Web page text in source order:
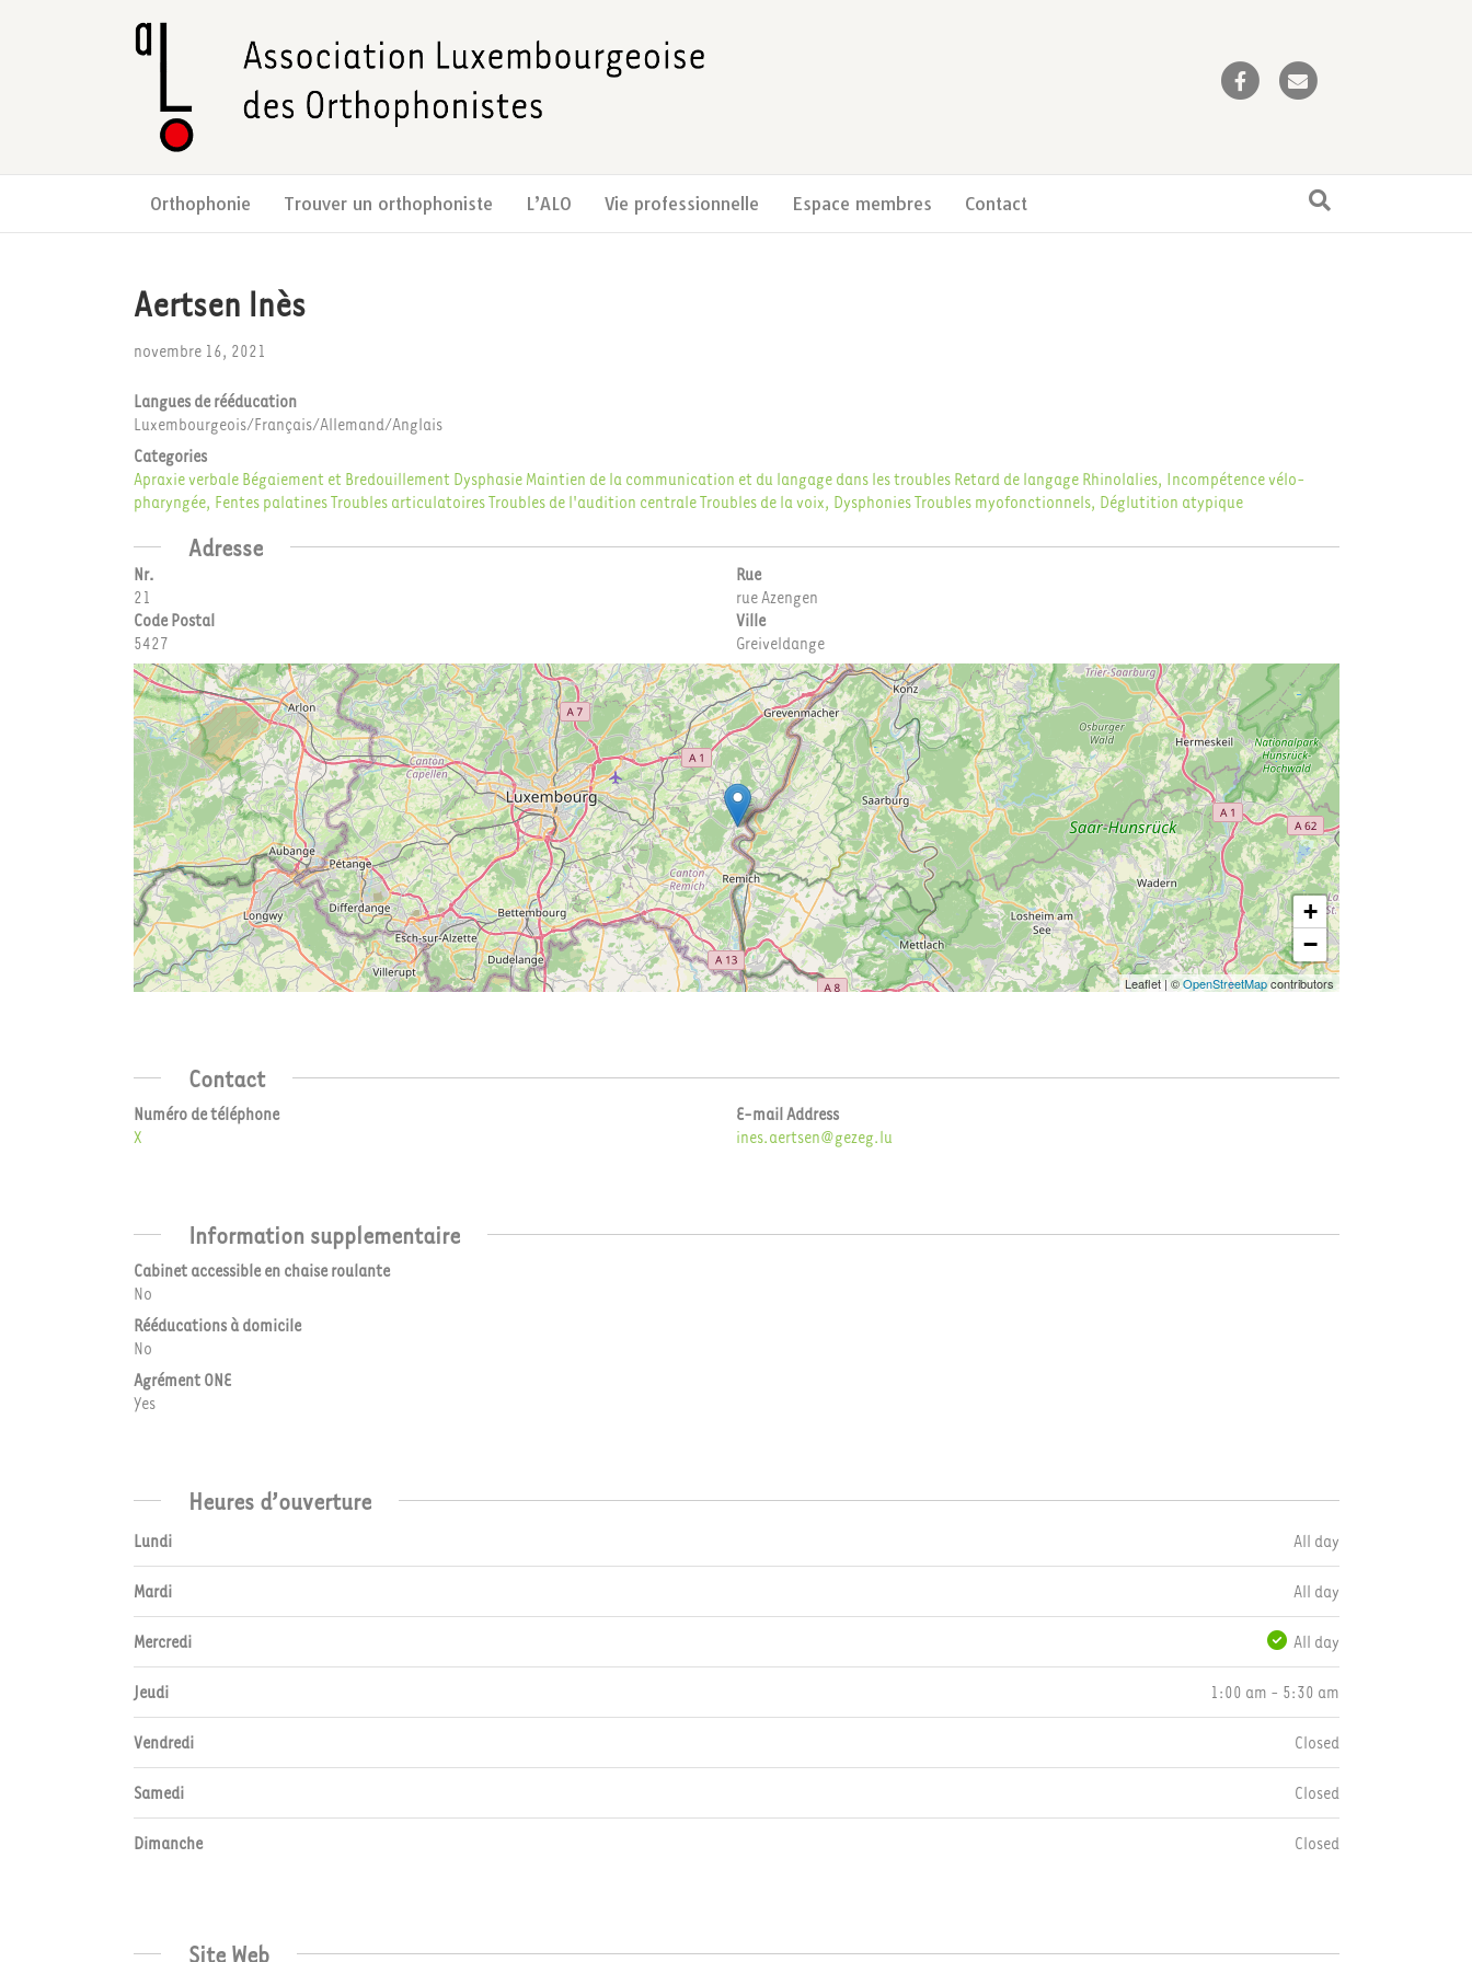
Facebook
Orthophonie Trouver un orthophoniste L’ALO Vie professionnelle Espace membres Contact
Aertsen Inès
novembre 16, 2021
Langues de rééducation
Luxembourgeois/Français/Allemand/Anglais
Categories
Apraxie verbale Bégaiement et Bredouillement Dysphasie Maintien de la communication et du langage dans les troubles Retard de langage Rhinolalies, Incompétence vélo-
pharyngée, Fentes palatinesTroubles articulatoiresTroubles de l'audition centraleTroubles de la voix, DysphoniesTroubles myofonctionnels, Déglutition atypique
Adresse
Nr.
21
Code Postal
5427
Rue
rue Azengen
Ville
Greiveldange
+
−
Leaflet|©OpenStreetMapcontributors
Contact
Numéro de téléphone
X
E-mail Address
ines.aertsen@gezeg.lu
Information supplementaire
Cabinet accessible en chaise roulante
No
Rééducations à domicile
No
Agrément ONE
Yes
Heures d’ouverture
Lundi All day
Mardi All day
Mercredi All day
Jeudi 1:00 am - 5:30 am
Vendredi Closed
Samedi Closed
Dimanche Closed
Site Web